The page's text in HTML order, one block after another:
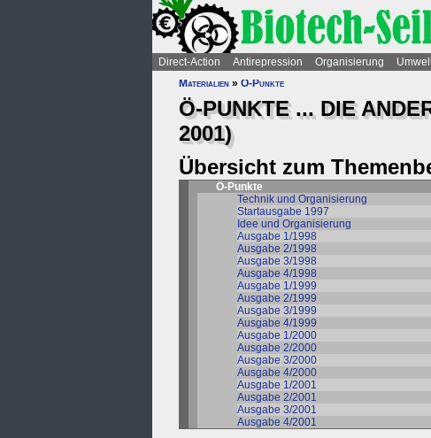
Direct-Action Antirepression Organisierung
Materialien » Ö-Punkte
Ö-PUNKTE ... DIE
2001)
Übersicht zum
Ö-Punkte
Technik und Organisierung
Startausgabe 1997
Idee und Organisierung
Ausgabe 1/1998
Ausgabe 2/1998
Ausgabe 3/1998
Ausgabe 4/1998
Ausgabe 1/1999
Ausgabe 2/1999
Ausgabe 3/1999
Ausgabe 4/1999
Ausgabe 1/2000
Ausgabe 2/2000
Ausgabe 3/2000
Ausgabe 4/2000
Ausgabe 1/2001
Ausgabe 2/2001
Ausgabe 3/2001
Ausgabe 4/2001